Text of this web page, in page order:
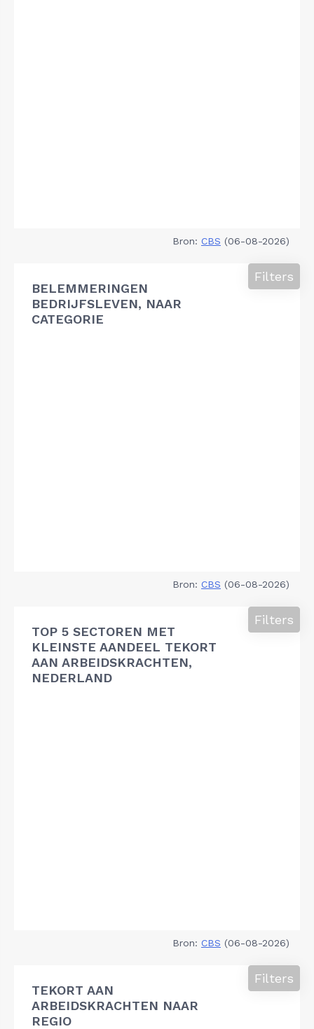
Bron: CBS (06-08-2026)
BELEMMERINGEN
BEDRIJFSLEVEN, NAAR
CATEGORIE
Filters
Bron: CBS (06-08-2026)
TOP 5 SECTOREN MET
KLEINSTE AANDEEL TEKORT
AAN ARBEIDSKRACHTEN,
NEDERLAND
Filters
Bron: CBS (06-08-2026)
TEKORT AAN
ARBEIDSKRACHTEN NAAR
REGIO
Filters